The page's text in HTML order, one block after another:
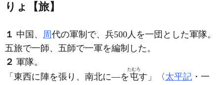
りょ【旅】
１ 中国、 周 代の軍制で、兵500人を一団とした軍隊。
五旅で一師、五師で一軍を編制した。
２ 軍隊。
「東西に陣を張り、南北に―を屯
たむろ
す」〈 太平記 ・一